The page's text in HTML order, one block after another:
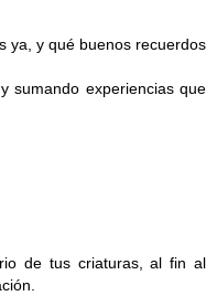
ya, y qué buenos recuerdos
sumando experiencias que
de tus criaturas, al fin al